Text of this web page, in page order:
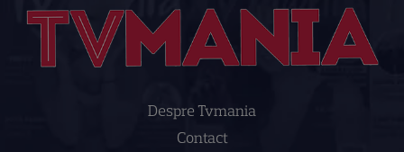
Despre Tvmania
Contact